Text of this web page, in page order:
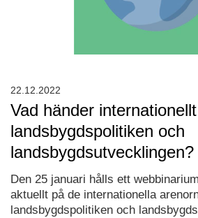
Vad händer
landsbygdspolitiken och
landsbygdsutvecklingen?
Den 25 januari hålls ett
aktuellt på de internationella
landsbygdspolitiken och
22.12.2022